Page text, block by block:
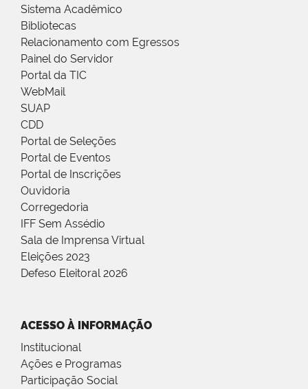
Sistema Acadêmico
Bibliotecas
Relacionamento com Egressos
Painel do Servidor
Portal da TIC
WebMail
SUAP
CDD
Portal de Seleções
Portal de Eventos
Portal de Inscrições
Ouvidoria
Corregedoria
IFF Sem Assédio
Sala de Imprensa Virtual
Eleições 2023
Defeso Eleitoral 2026
ACESSO À INFORMAÇÃO
Institucional
Ações e Programas
Participação Social